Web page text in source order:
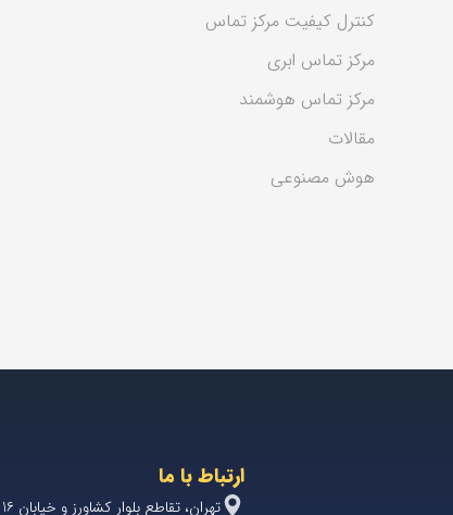
کنترل کیفیت مرکز تماس
مرکز تماس ابری
مرکز تماس هوشمند
مقالات
هوش مصنوعی
ارتباط با ما